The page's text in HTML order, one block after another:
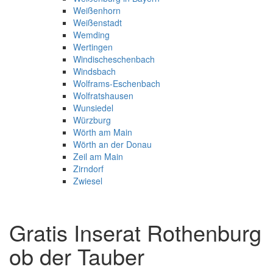
Weißenhorn
Weißenstadt
Wemding
Wertingen
Windischeschenbach
Windsbach
Wolframs-Eschenbach
Wolfratshausen
Wunsiedel
Würzburg
Wörth am Main
Wörth an der Donau
Zeil am Main
Zirndorf
Zwiesel
Gratis Inserat Rothenburg
ob der Tauber